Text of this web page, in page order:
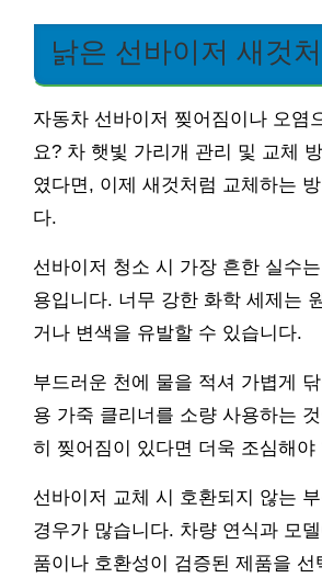
낡은 선바이저 새것
자동차 선바이저 찢어짐이나 오염
요? 차 햇빛 가리개 관리 및 교체
였다면, 이제 새것처럼 교체하는
다.
선바이저 청소 시 가장 흔한 실수
용입니다. 너무 강한 화학 세제는
거나 변색을 유발할 수 있습니다.
부드러운 천에 물을 적셔 가볍게
용 가죽 클리너를 소량 사용하는
히 찢어짐이 있다면 더욱 조심해야
선바이저 교체 시 호환되지 않는
경우가 많습니다. 차량 연식과 모
품이나 호환성이 검증된 제품을 선